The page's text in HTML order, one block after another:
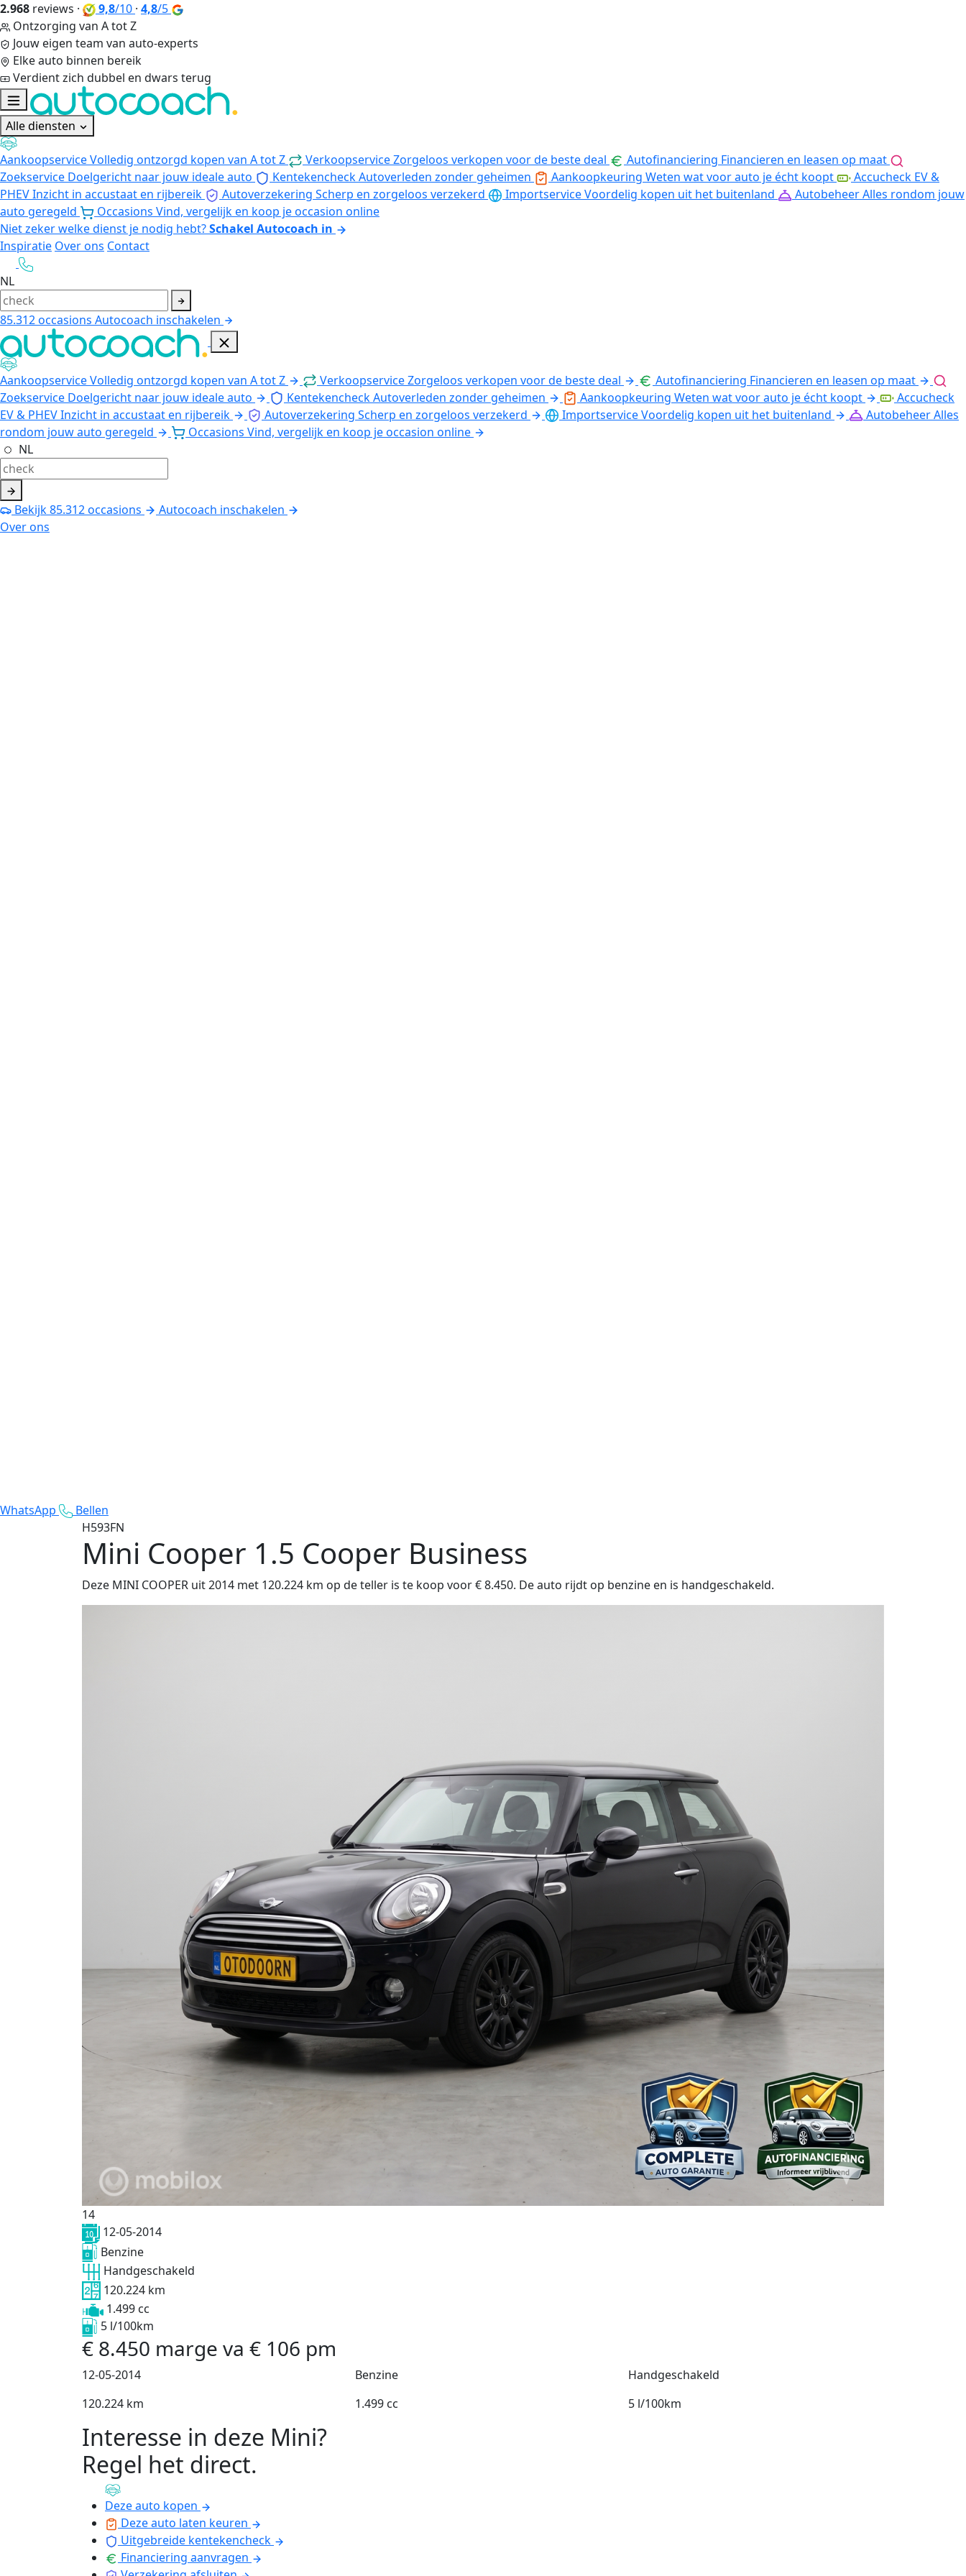
2.968 reviews · 9,8/10 · 4,8/5
Ontzorging van A tot Z
Jouw eigen team van auto-experts
Elke auto binnen bereik
Verdient zich dubbel en dwars terug
Alle diensten
AankoopserviceVolledig ontzorgd kopen van A tot Z VerkoopserviceZorgeloos verkopen voor de beste deal Autofinanciering Financieren en leasen op maat
Zoekservice Doelgericht naar jouw ideale auto KentekencheckAutoverleden zonder geheimen Aankoopkeuring Weten wat voor auto je écht koopt
Accucheck EV &
PHEVInzicht in accustaat en rijbereik Autoverzekering Scherp en zorgeloos verzekerd ImportserviceVoordelig kopen uit het buitenland AutobeheerAlles rondom jouw
auto geregeld
Occasions Vind, vergelijk en koop je occasion online
Niet zeker welke dienst je nodig hebt?Schakel Autocoach in
Inspiratie Over ons Contact
NL
85.312occasions Autocoach inschakelen
AankoopserviceVolledig ontzorgd kopen van A tot Z VerkoopserviceZorgeloos verkopen voor de beste deal Autofinanciering Financieren en leasen op maat
Zoekservice Doelgericht naar jouw ideale auto KentekencheckAutoverleden zonder geheimen Aankoopkeuring Weten wat voor auto je écht koopt
Accucheck
EV & PHEVInzicht in accustaat en rijbereik Autoverzekering Scherp en zorgeloos verzekerd ImportserviceVoordelig kopen uit het buitenland AutobeheerAlles
rondom jouw auto geregeld
Occasions Vind, vergelijk en koop je occasion online
NL
Bekijk85.312occasions
Autocoach inschakelen
Over ons
WhatsApp
Bellen
H593FN
Mini Cooper 1.5 Cooper Business
Deze MINI COOPER uit 2014 met 120.224 km op de teller is te koop voor € 8.450. De auto rijdt op benzine en is handgeschakeld.
14
12-05-2014
Benzine
Handgeschakeld
120.224 km
1.499 cc
5 l/100km
€ 8.450 marge va € 106 pm
12-05-2014 Benzine
Handgeschakeld
120.224 km
1.499 cc 5 l/100km
Interesse in deze Mini?
Regel het direct.
Deze auto kopen
Deze auto laten keuren
Uitgebreide kentekencheck
Financiering aanvragen